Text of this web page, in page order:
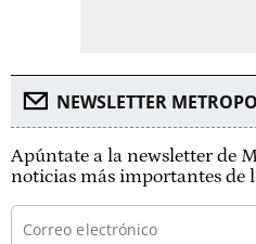
NEWSLETTER
Apúntate a la newsletter de
noticias más importantes de